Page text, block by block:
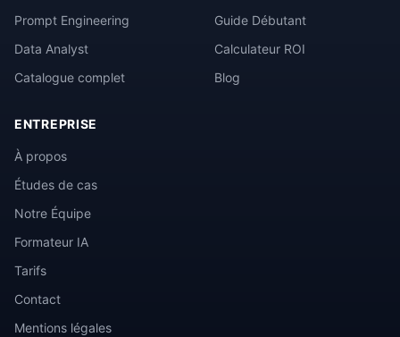
Prompt Engineering
Data Analyst
Catalogue complet
Guide Débutant
Calculateur ROI
Blog
ENTREPRISE
À propos
Études de cas
Notre Équipe
Formateur IA
Tarifs
Contact
Mentions légales